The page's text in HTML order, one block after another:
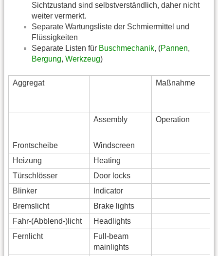
Sichtzustand sind selbstverständlich, daher nicht
weiter vermerkt.
Separate Wartungsliste der Schmiermittel und
Flüssigkeiten
Separate Listen für Buschmechanik, (Pannen,
Bergung, Werkzeug)
Aggregat Maßnahme
Assembly Operation
Frontscheibe
Windscreen
Heizung
Heating
Türschlösser
Door locks
Blinker
Indicator
Bremslicht
Brake lights
Fahr-(Abblend-)licht
Headlights
Fernlicht
Full-beam
mainlights